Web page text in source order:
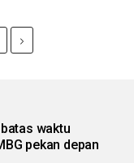
waktu
pekan depan